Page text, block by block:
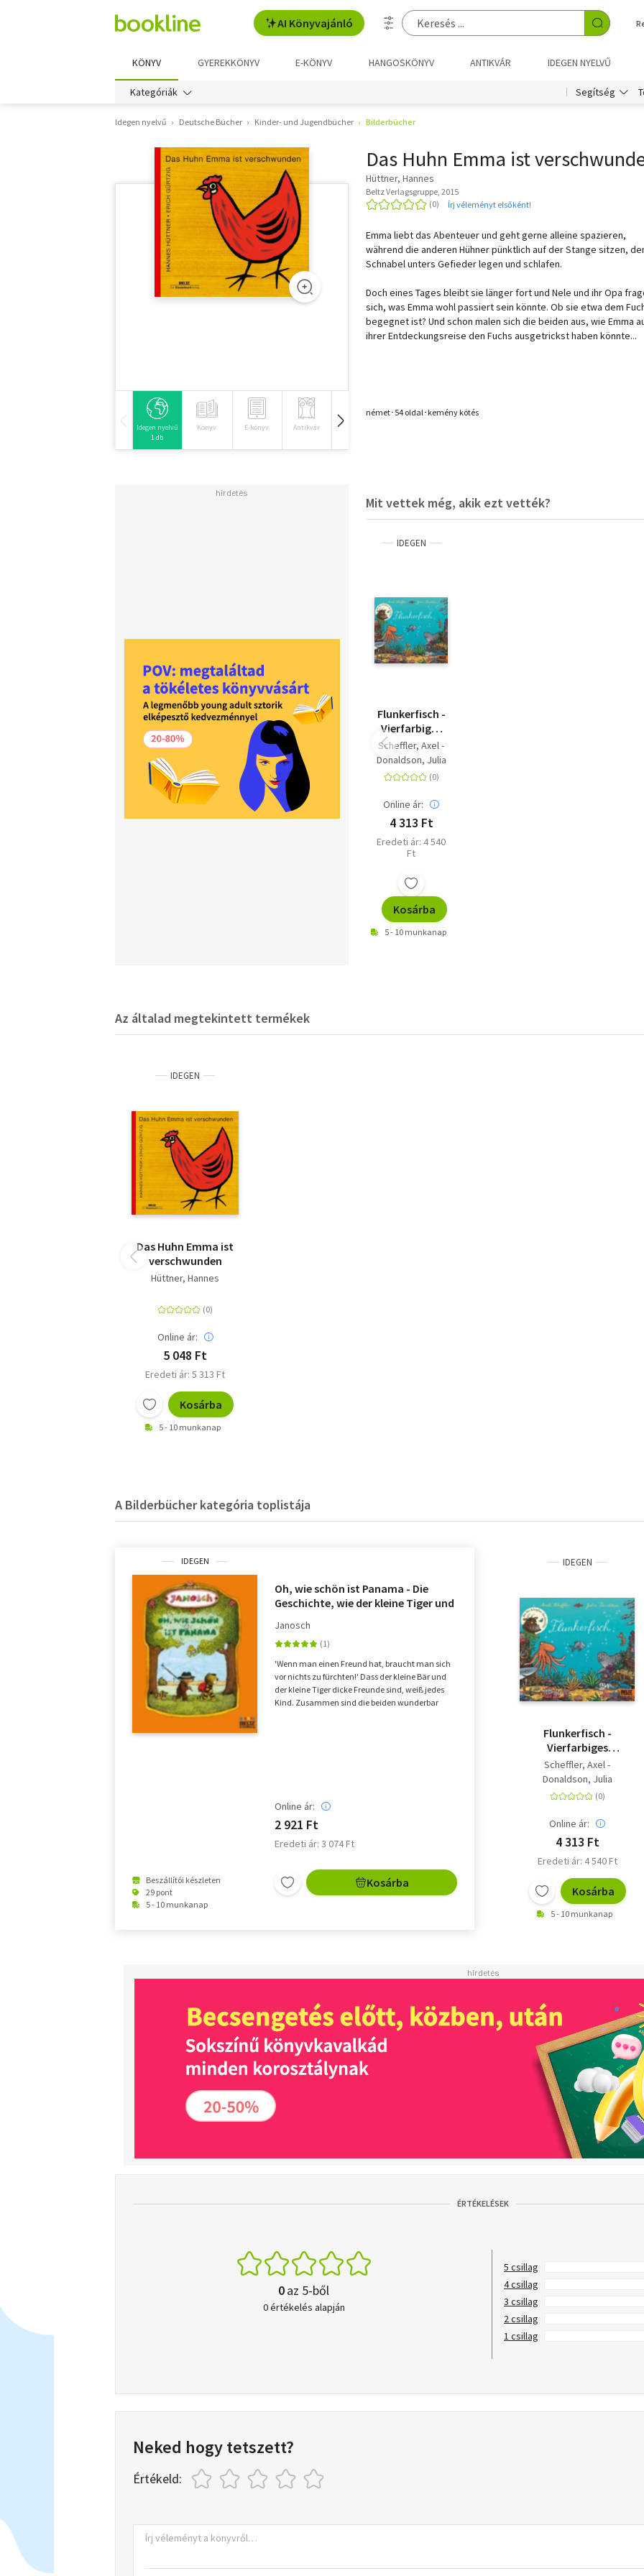
AI Könyvajánló
KÖNYV GYEREKKÖNYV E-KÖNYV HANGOSKÖNYV ANTIKVÁR IDEGEN NYELVŰ
Kategóriák Segítség
Idegen nyelvű Deutsche Bücher Kinder- und Jugendbücher Bilderbücher
Idegen nyelvű
1 db
Könyv E-könyv Antikvár Hangoskönyv
Das Huhn Emma ist
Hüttner, Hannes
Beltz Verlagsgruppe, 2015
Írj véleményt elsőként!
Emma liebt das Abenteuer und geht gerne alleine spazieren,
während die anderen Hühner pünktlich auf der Stange sitzen,
Schnabel unters Gefieder legen und schlafen.
Doch eines Tages bleibt sie länger fort und Nele und ihr Opa
sich, was Emma wohl passiert sein könnte. Ob sie etwa dem
begegnet ist? Und schon malen sich die beiden aus, wie Emma
ihrer Entdeckungsreise den Fuchs ausgetrickst haben könnte...
német･54 oldal･kemény kötés
Mit vettek még, akik ezt vették?
IDEGEN
Flunkerfisch -
Vierfarbiges
Pappbilderbuch
Scheffler, Axel -
Donaldson, Julia
Online ár:
4 313 Ft
Eredeti ár: 4 540
Ft
Kosárba
5 - 10 munkanap
Az általad megtekintett termékek
IDEGEN
Das Huhn Emma ist
verschwunden
Hüttner, Hannes
Online ár:
5 048 Ft
Eredeti ár: 5 313 Ft
Kosárba
5 - 10 munkanap
A Bilderbücher kategória toplistája
IDEGEN
Beszállítói készleten
29 pont
5 - 10 munkanap
Oh, wie schön ist Panama - Die
Geschichte, wie der kleine Tiger und
Vierfarbiges Bilderbuch
Janosch
'Wenn man einen Freund hat, braucht man sich
vor nichts zu fürchten!' Dass der kleine Bär und
der kleine Tiger dicke Freunde sind, weiß jedes
Kind. Zusammen sind die beiden wunderbar
Online ár:
2 921 Ft
Eredeti ár: 3 074 Ft
Kosárba
IDEGEN
Flunkerfisch -
Vierfarbiges
Pappbilderbuch
Scheffler, Axel -
Donaldson, Julia
Online ár:
4 313 Ft
Eredeti ár: 4 540 Ft
Kosárba
5 - 10 munkanap
ÉRTÉKELÉSEK
0az 5-ből
0 értékelés alapján
5 csillag
4 csillag
3 csillag
2 csillag
1 csillag
Neked hogy tetszett?
Értékeld: